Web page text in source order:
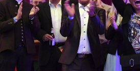
PODCAST
NEWSLETTER